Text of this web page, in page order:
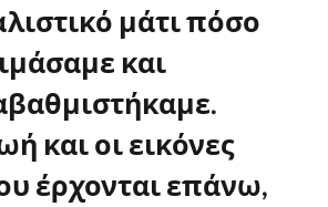
μάτι πόσο
και
και οι εικόνες
έρχονται επάνω,